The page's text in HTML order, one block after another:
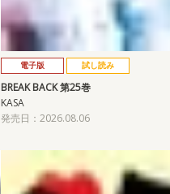
電子版 試し読み
BREAK BACK 第25巻
KASA
発売日：2026.08.06